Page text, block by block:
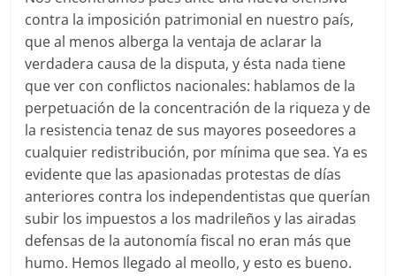
contra la imposición patrimonial en nuestro país,
que al menos alberga la ventaja de aclarar la
verdadera causa de la disputa, y ésta nada tiene
que ver con conflictos nacionales: hablamos de la
perpetuación de la concentración de la riqueza y de
la resistencia tenaz de sus mayores poseedores a
cualquier redistribución, por mínima que sea. Ya es
evidente que las apasionadas protestas de días
anteriores contra los independentistas que querían
subir los impuestos a los madrileños y las airadas
defensas de la autonomía fiscal no eran más que
humo. Hemos llegado al meollo, y esto es bueno.